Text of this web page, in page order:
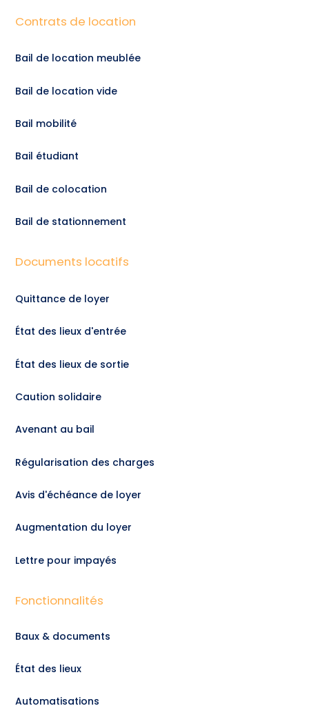
Contrats de location
Bail de location meublée
Bail de location vide
Bail mobilité
Bail étudiant
Bail de colocation
Bail de stationnement
Documents locatifs
Quittance de loyer
État des lieux d'entrée
État des lieux de sortie
Caution solidaire
Avenant au bail
Régularisation des charges
Avis d'échéance de loyer
Augmentation du loyer
Lettre pour impayés
Fonctionnalités
Baux & documents
État des lieux
Automatisations